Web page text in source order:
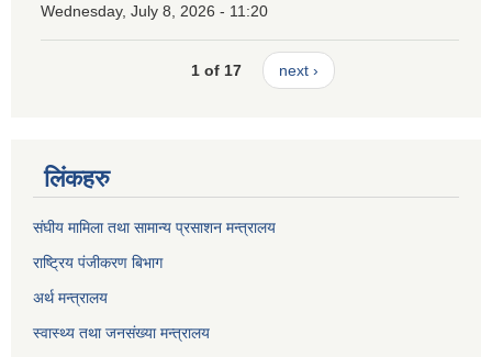
Wednesday, July 8, 2026 - 11:20
1 of 17 next ›
लिंकहरु
संघीय मामिला तथा सामान्य प्रसाशन मन्त्रालय
राष्ट्रिय पंजीकरण बिभाग
अर्थ मन्त्रालय
स्वास्थ्य तथा जनसंख्या मन्त्रालय